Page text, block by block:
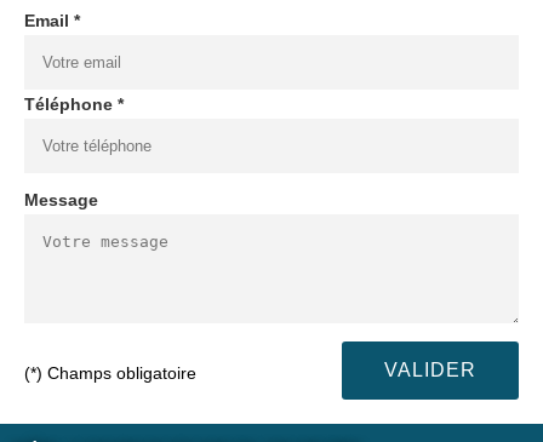
Email *
Téléphone *
Message
(*) Champs obligatoire